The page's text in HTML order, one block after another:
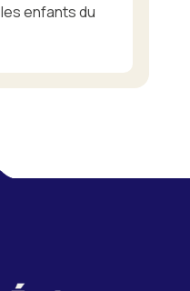
enfants du